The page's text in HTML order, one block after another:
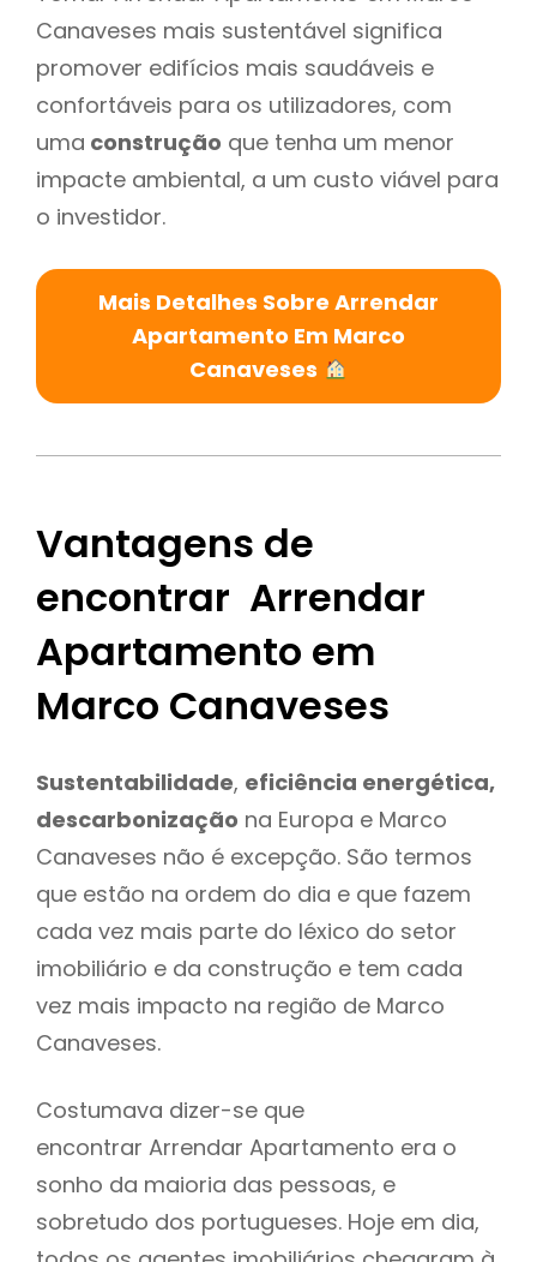
Canaveses mais sustentável significa
promover edifícios mais saudáveis e
confortáveis para os utilizadores, com
uma construção que tenha um menor
impacte ambiental, a um custo viável para
o investidor.
Mais Detalhes Sobre Arrendar
Apartamento Em Marco
Canaveses
Vantagens de
encontrar Arrendar
Apartamento em
Marco Canaveses
Sustentabilidade, eficiência energética,
descarbonização na Europa e Marco
Canaveses não é excepção. São termos
que estão na ordem do dia e que fazem
cada vez mais parte do léxico do setor
imobiliário e da construção e tem cada
vez mais impacto na região de Marco
Canaveses.
Costumava dizer-se que
encontrar Arrendar Apartamento era o
sonho da maioria das pessoas, e
sobretudo dos portugueses. Hoje em dia,